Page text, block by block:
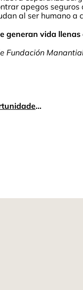
apegos
al ser humano a
generan vida llenas
Fundación
«Ocupaciones conscientes: Retos y oportunidades en la comunidad de terapia ocupacional»